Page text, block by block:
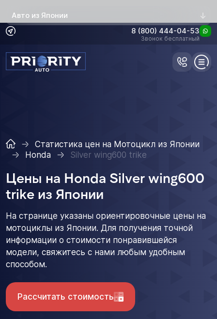
Авто из Японии
8 (800) 444-04-53
Звонок бесплатный
Статистика цен на Мотоцикл из Японии
Honda
Silver wing600 trike
Цены на Honda Silver wing600
trike из Японии
На странице указаны ориентировочные цены на
мотоциклы из Японии. Для получения точной
информации о стоимости понравившейся
модели, свяжитесь с нами любым удобным
способом.
Рассчитать стоимость